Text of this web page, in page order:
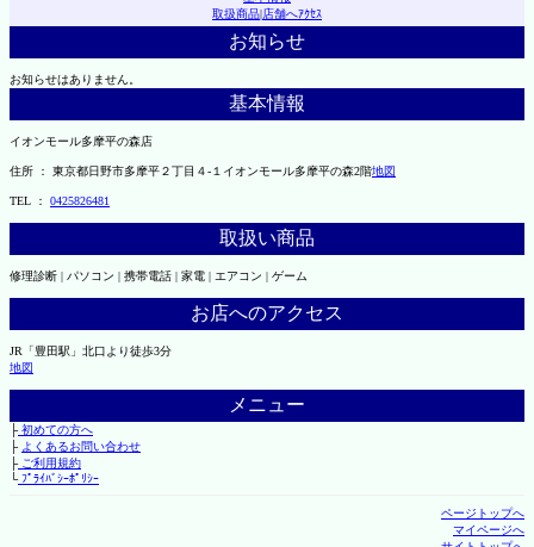
取扱商品|店舗へｱｸｾｽ
お知らせ
お知らせはありません。
基本情報
イオンモール多摩平の森店
住所 ： 東京都日野市多摩平２丁目４-１イオンモール多摩平の森2階地図
TEL ： 0425826481
取扱い商品
修理診断 | パソコン | 携帯電話 | 家電 | エアコン | ゲーム
お店へのアクセス
JR「豊田駅」北口より徒歩3分
地図
メニュー
├初めての方へ
├ よくあるお問い合わせ
├ご利用規約
└ﾌﾟﾗｲﾊﾞｼｰﾎﾟﾘｼｰ
ページトップへ
マイページへ